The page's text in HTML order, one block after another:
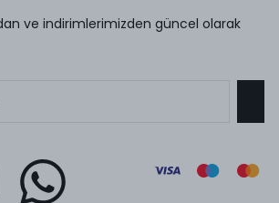
ve indirimlerimizden güncel olarak